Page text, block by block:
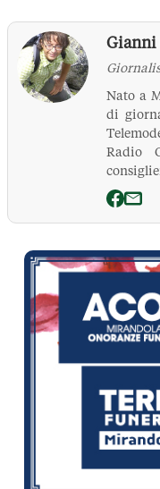
Nato a
di
Radio
La Pressa